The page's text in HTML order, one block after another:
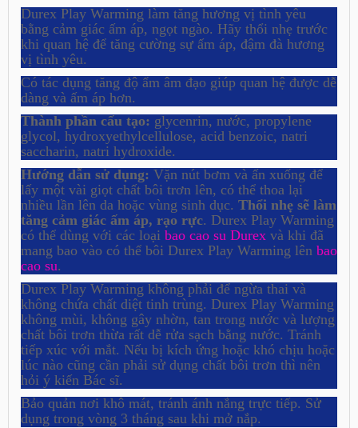
Durex Play Warming làm tăng hương vị tình yêu
bằng cảm giác ấm áp, ngọt ngào. Hãy thổi nhẹ trước
khi quan hệ để tăng cường sự ấm áp, đậm đà hương
vị tình yêu.
Có tác dụng tăng độ ẩm âm đạo giúp quan hệ được dễ
dàng và ấm áp hơn.
Thành phần cấu tạo: glycenrin, nước, propylene
glycol, hydroxyethylcellulose, acid benzoic, natri
saccharin, natri hydroxide.
Hướng dẫn sử dụng: Vặn nút bơm và ấn xuống để
lấy một vài giọt chất bôi trơn lên, có thể thoa lại
nhiều lần lên da hoặc vùng sinh dục. Thổi nhẹ sẽ làm
tăng cảm giác ấm áp, rạo rực. Durex Play Warming
có thể dùng với các loại bao cao su Durex và khi đã
mang bao vào có thể bôi Durex Play Warming lên bao
cao su.
Durex Play Warming không phải để ngừa thai và
không chứa chất diệt tinh trùng. Durex Play Warming
không mùi, không gây nhờn, tan trong nước và lượng
chất bôi trơn thừa rất dễ rửa sạch bằng nước. Tránh
tiếp xúc với mắt. Nếu bị kích ứng hoặc khó chịu hoặc
lúc nào cũng cần phải sử dụng chất bôi trơn thì nên
hỏi ý kiến Bác sĩ.
Bảo quản nơi khô mát, tránh ánh nắng trực tiếp. Sử
dụng trong vòng 3 tháng sau khi mở nắp.